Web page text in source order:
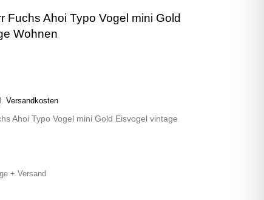
Fuchs Ahoi Typo Vogel mini Gold
Wohnen
Versandkosten
Ahoi Typo Vogel mini Gold Eisvogel vintage
+ Versand